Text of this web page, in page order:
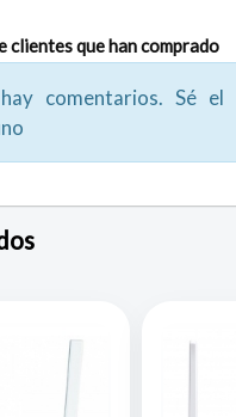
clientes que han comprado
comentarios. Sé el